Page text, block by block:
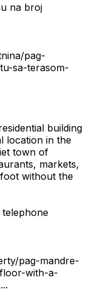
na broj
pag-
sa-terasom-
building
location in the
town of
markets,
without the
pag-mandre-
with-a-